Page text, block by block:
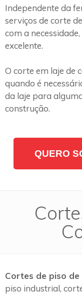
Independente da
serviços de corte
com a
excelente.
O corte em laje de
quando é
da laje para
construção.
QUERO
Cortes de piso
piso industrial,